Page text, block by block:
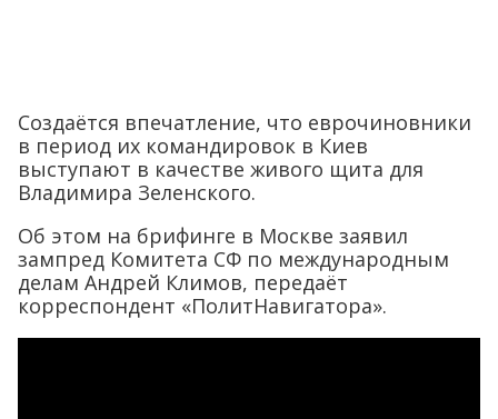
Создаётся впечатление, что еврочиновники
в период их командировок в Киев
выступают в качестве живого щита для
Владимира Зеленского.
Об этом на брифинге в Москве заявил
зампред Комитета СФ по международным
делам Андрей Климов, передаёт
корреспондент «ПолитНавигатора».